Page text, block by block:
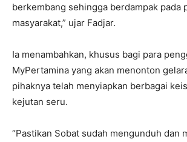
berkembang sehingga berdampak pada
masyarakat,” ujar Fadjar.
Ia menambahkan, khusus bagi para
MyPertamina yang akan menonton
pihaknya telah menyiapkan berbagai
kejutan seru.
“Pastikan Sobat sudah mengunduh dan